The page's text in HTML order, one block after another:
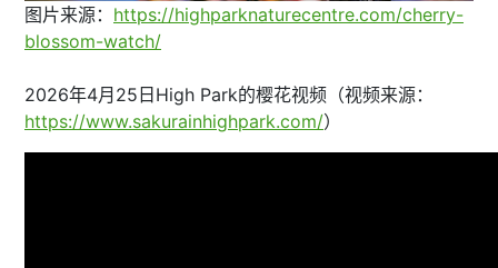
图片来源： https://highparknaturecentre.com/cherry-
blossom-watch/
2026年4月25日High Park的樱花视频（视频来源：
https://www.sakurainhighpark.com/）